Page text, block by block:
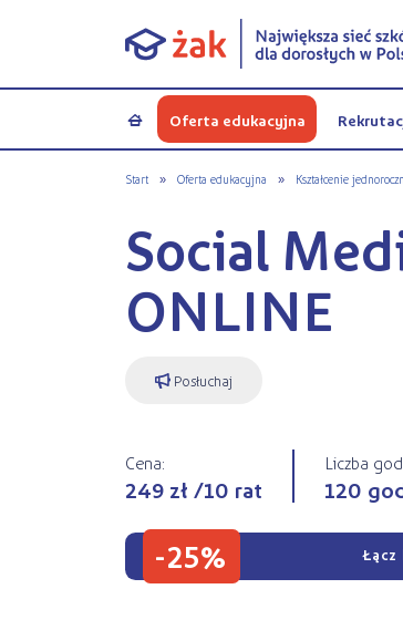
a Oferta edukacyjna
Start » Oferta edukacyjna » Kształcenie
Social
ONLINE
Posłuchaj
Cena:
249 zł /10 rat
Liczba
120
-25% Łącz